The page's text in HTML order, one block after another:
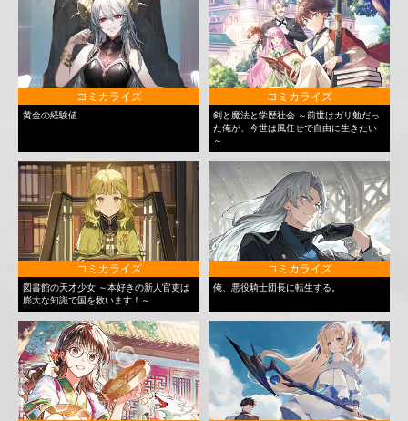
コミカライズ
黄金の経験値
コミカライズ
剣と魔法と学歴社会 ～前世はガリ勉だっ
た俺が、今世は風任せで自由に生きたい
～
コミカライズ
図書館の天才少女 ～本好きの新人官吏は
膨大な知識で国を救います！～
コミカライズ
俺、悪役騎士団長に転生する。